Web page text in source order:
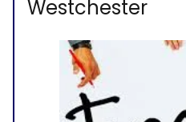
Westchester